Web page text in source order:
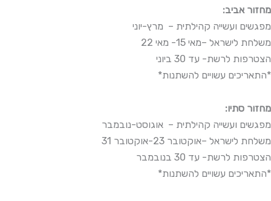
:מחזור אביב
מפגשים ועשייה קהילתית – מרץ-יוני
משלחת לישראל –מאי 15- מאי 22
הצטרפות לרשת- עד 30 ביוני
*התאריכים עשויים להשתנות*
:מחזור סתיו
מפגשים ועשייה קהילתית – אוגוסט-נובמבר
משלחת לישראל –אוקטובר 23-אוקטובר 31
הצטרפות לרשת- עד 30 בנובמבר
*התאריכים עשויים להשתנות*